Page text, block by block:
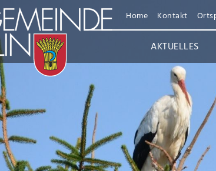
Home Kontakt
AKTUELLES